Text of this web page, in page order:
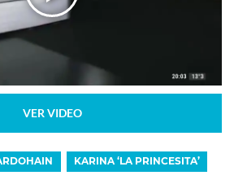
VER VIDEO
KARINA ‘LA PRINCESITA’